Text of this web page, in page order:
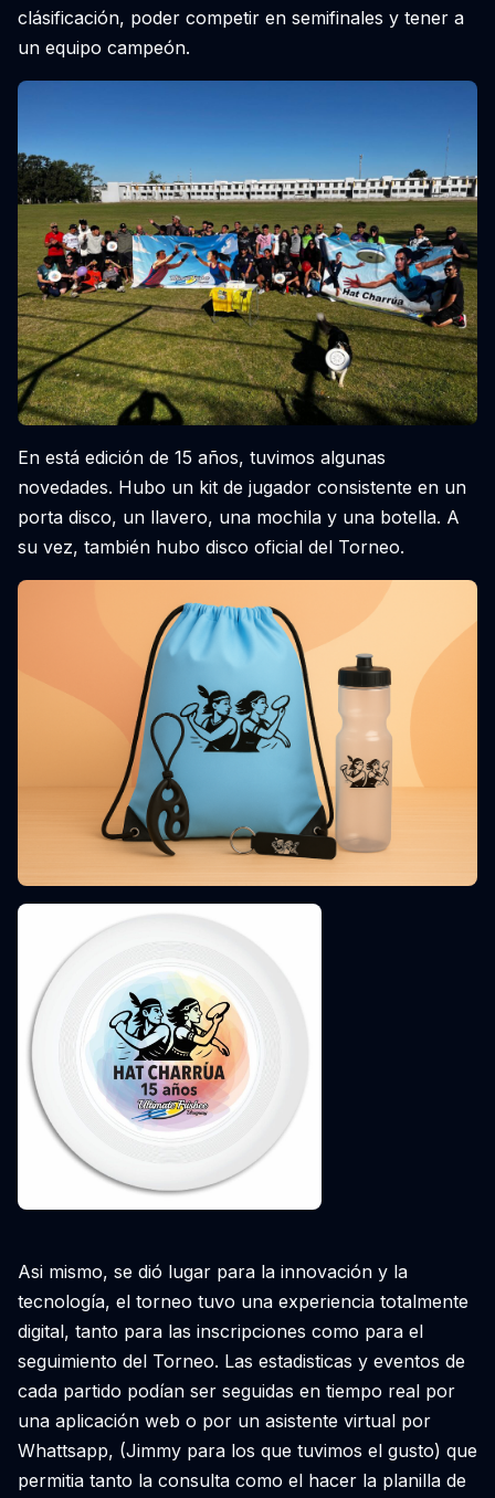
clásificación, poder competir en semifinales y tener a
un equipo campeón.
En está edición de 15 años, tuvimos algunas
novedades. Hubo un kit de jugador consistente en un
porta disco, un llavero, una mochila y una botella. A
su vez, también hubo disco oficial del Torneo.
Asi mismo, se dió lugar para la innovación y la
tecnología, el torneo tuvo una experiencia totalmente
digital, tanto para las inscripciones como para el
seguimiento del Torneo. Las estadisticas y eventos de
cada partido podían ser seguidas en tiempo real por
una aplicación web o por un asistente virtual por
Whattsapp, (Jimmy para los que tuvimos el gusto) que
permitia tanto la consulta como el hacer la planilla de